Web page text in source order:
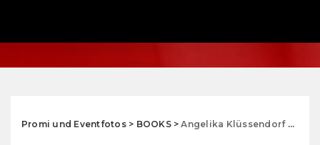
Promi und Eventfotos> BOOKS>Angelika Klüssendorf Trost – Erscheint am: 03.07.2026